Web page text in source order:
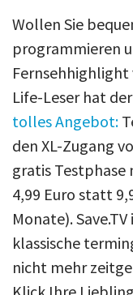
iPad
Tests
Tipps
Magazine
Über uns
Podcast
Mac Life+
Wollen Sie
programmieren
Fernsehhighlight
Life-Leser hat
tolles Angebot:
den XL-Zugang
gratis Testphase
4,99 Euro statt
Monate).
klassische
nicht mehr